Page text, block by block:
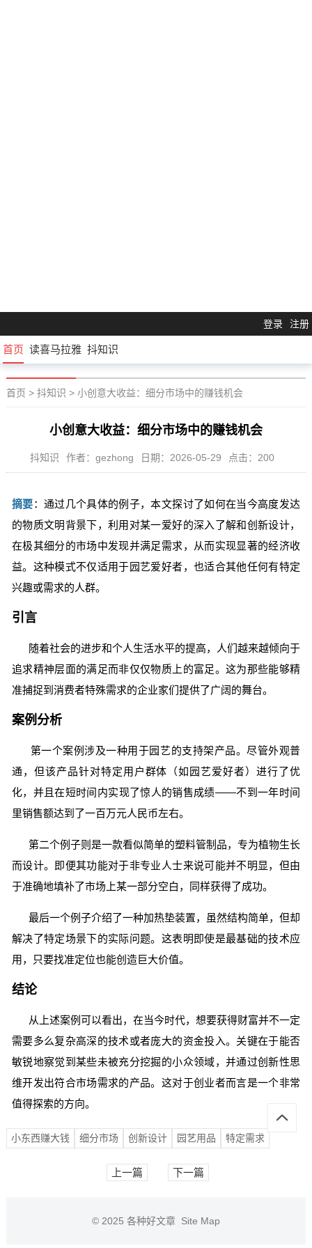
登录 注册
首页 读喜马拉雅 抖知识
首页 > 抖知识 > 小创意大收益：细分市场中的赚钱机会
小创意大收益：细分市场中的赚钱机会
抖知识 作者：gezhong 日期：2026-05-29 点击：200
摘要：通过几个具体的例子，本文探讨了如何在当今高度发达
的物质文明背景下，利用对某一爱好的深入了解和创新设计，
在极其细分的市场中发现并满足需求，从而实现显著的经济收
益。这种模式不仅适用于园艺爱好者，也适合其他任何有特定
兴趣或需求的人群。
引言
随着社会的进步和个人生活水平的提高，人们越来越倾向于
追求精神层面的满足而非仅仅物质上的富足。这为那些能够精
准捕捉到消费者特殊需求的企业家们提供了广阔的舞台。
案例分析
第一个案例涉及一种用于园艺的支持架产品。尽管外观普
通，但该产品针对特定用户群体（如园艺爱好者）进行了优
化，并且在短时间内实现了惊人的销售成绩——不到一年时间
里销售额达到了一百万元人民币左右。
第二个例子则是一款看似简单的塑料管制品，专为植物生长
而设计。即便其功能对于非专业人士来说可能并不明显，但由
于准确地填补了市场上某一部分空白，同样获得了成功。
最后一个例子介绍了一种加热垫装置，虽然结构简单，但却
解决了特定场景下的实际问题。这表明即使是最基础的技术应
用，只要找准定位也能创造巨大价值。
结论
从上述案例可以看出，在当今时代，想要获得财富并不一定
需要多么复杂高深的技术或者庞大的资金投入。关键在于能否
敏锐地察觉到某些未被充分挖掘的小众领域，并通过创新性思
维开发出符合市场需求的产品。这对于创业者而言是一个非常
值得探索的方向。
小东西赚大钱 细分市场 创新设计 园艺用品 特定需求
上一篇 下一篇
© 2025 各种好文章 Site Map